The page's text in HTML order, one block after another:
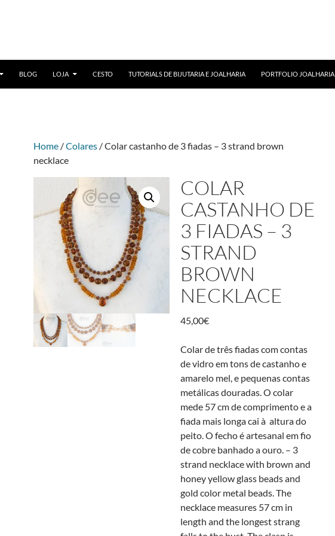
BLOG LOJA CESTO TUTORIALS DE BIJUTARIA E JOALHARIA PORTFOLIO JOALHARIA
Home /Colares / Colar castanho de 3 fiadas – 3 strand brown
necklace
COLAR
CASTANHO DE
3 FIADAS – 3
STRAND
BROWN
NECKLACE
45,00€
Colar de três fiadas com contas
de vidro em tons de castanho e
amarelo mel, e pequenas contas
metálicas douradas. O colar
mede 57 cm de comprimento e a
fiada mais longa cai à altura do
peito. O fecho é artesanal em fio
de cobre banhado a ouro. – 3
strand necklace with brown and
honey yellow glass beads and
gold color metal beads. The
necklace measures 57 cm in
length and the longest strang